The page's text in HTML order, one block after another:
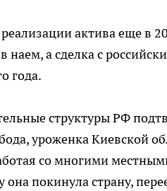
актива еще в
наем, а сделка с
года.
структуры РФ
уроженка Киевской
со многими
покинула страну,